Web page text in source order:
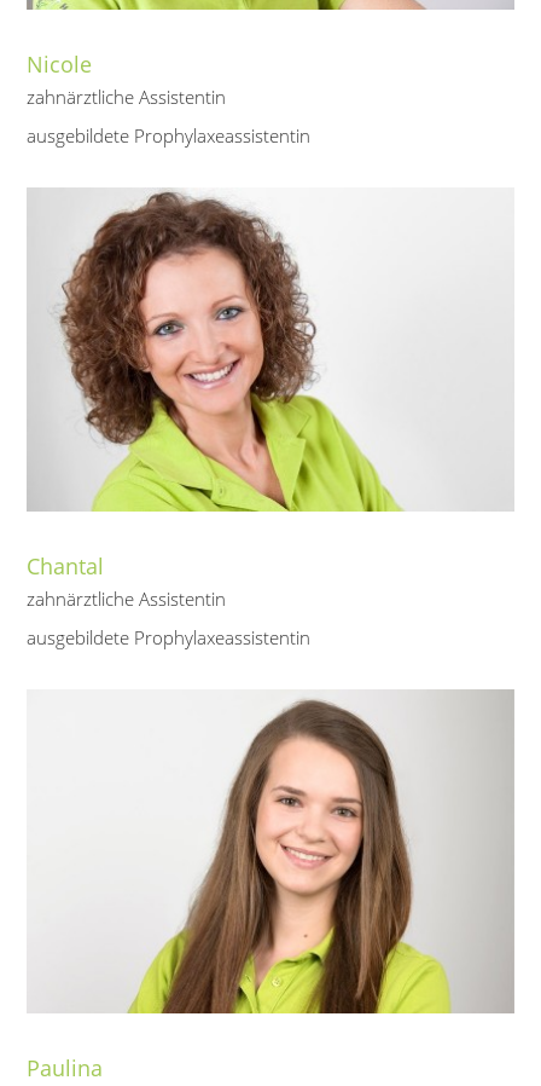
Nicole
zahnärztliche Assistentin
ausgebildete Prophylaxeassistentin
Chantal
zahnärztliche Assistentin
ausgebildete Prophylaxeassistentin
Paulina